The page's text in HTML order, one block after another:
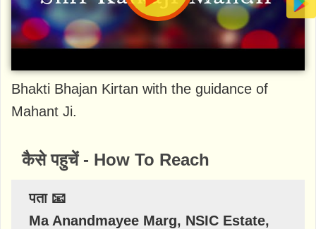
Bhakti Bhajan Kirtan with the guidance of
Mahant Ji.
कैसे पहुचें - How To Reach
पता 📧
Ma Anandmayee Marg, NSIC Estate,